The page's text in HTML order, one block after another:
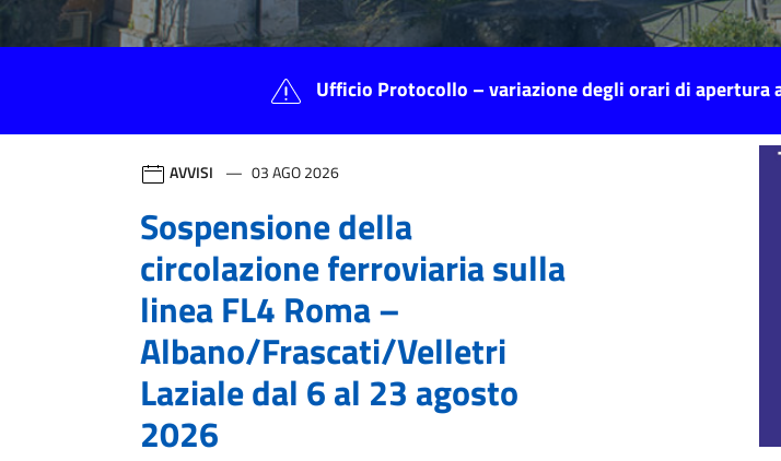
Città di Albano Laziale
Contenuti in evidenzaUfficio Protocollo – variazione degli orari di apertura
AVVISI 03 AGO 2026
Sospensione della
circolazione ferroviaria sulla
linea FL4 Roma –
Albano/Frascati/Velletri
Laziale dal 6 al 23 agosto
2026